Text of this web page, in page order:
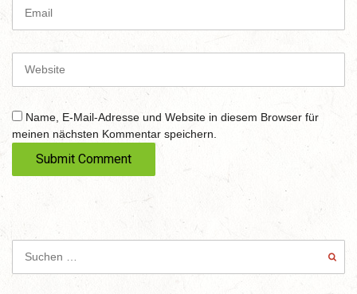
i
s
t
Name, E-Mail-Adresse und Website in diesem Browser für
meinen nächsten Kommentar speichern.